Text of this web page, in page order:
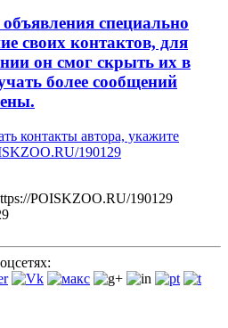
специально
своих контактов, для
он смог скрыть их в
более сообщений
контакты автора, укажите
190129
POISKZOO.RU/190129